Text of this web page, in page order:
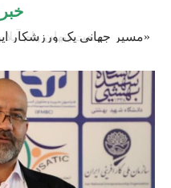
«مسیر جهانی یک ورزشکار